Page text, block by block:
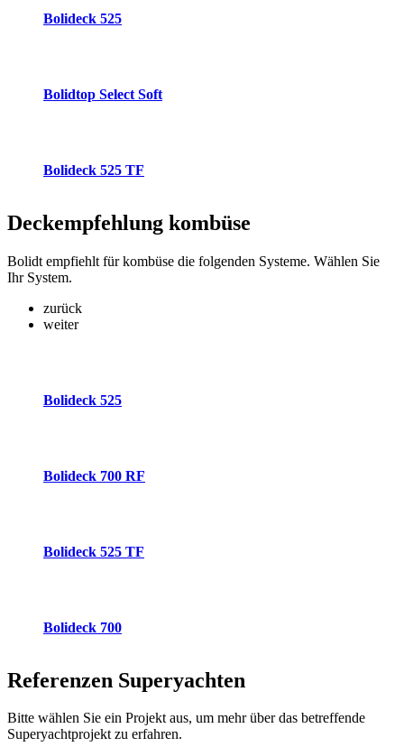
Bolideck 525
Bolidtop Select Soft
Bolideck 525 TF
Deckempfehlung kombüse
Bolidt empfiehlt für kombüse die folgenden Systeme. Wählen Sie
Ihr System.
zurück
weiter
Bolideck 525
Bolideck 700 RF
Bolideck 525 TF
Bolideck 700
Referenzen Superyachten
Bitte wählen Sie ein Projekt aus, um mehr über das betreffende
Superyachtprojekt zu erfahren.